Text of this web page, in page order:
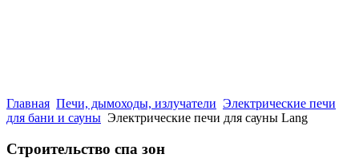
Главная Печи, дымоходы, излучатели Электрические печи
для бани и сауны Электрические печи для сауны Lang
Строительство спа зон